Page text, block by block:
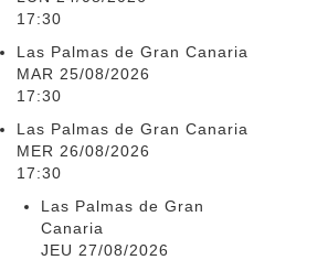
17:30
Las Palmas de Gran Canaria
MAR 25/08/2026
17:30
Las Palmas de Gran Canaria
MER 26/08/2026
17:30
Las Palmas de Gran
Canaria
JEU 27/08/2026